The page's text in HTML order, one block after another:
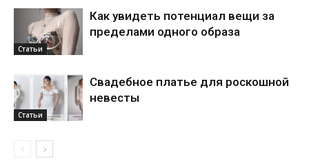
Статьи
Как увидеть потенциал вещи за
пределами одного образа
Статьи
Свадебное платье для роскошной
невесты